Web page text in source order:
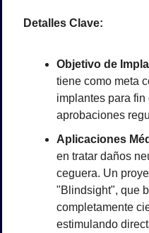
Detalles Clave:
Objetivo de
tiene como meta
implantes para
aprobaciones
Aplicaciones
en tratar daños
ceguera. Un
"Blindsight", que
completamente
estimulando